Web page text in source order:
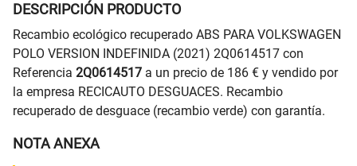
DESCRIPCIÓN PRODUCTO
Recambio ecológico recuperado ABS PARA VOLKSWAGEN
POLO VERSION INDEFINIDA (2021) 2Q0614517 con
Referencia 2Q0614517 a un precio de 186 € y vendido por
la empresa RECICAUTO DESGUACES. Recambio
recuperado de desguace (recambio verde) con garantía.
NOTA ANEXA